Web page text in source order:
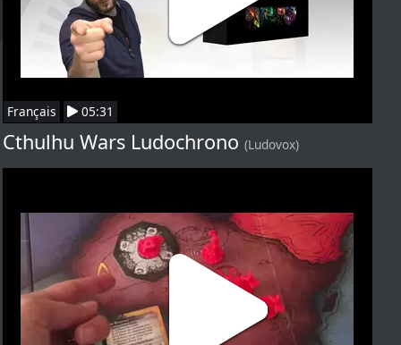
Français 05:31
Cthulhu Wars Ludochrono (Ludovox)